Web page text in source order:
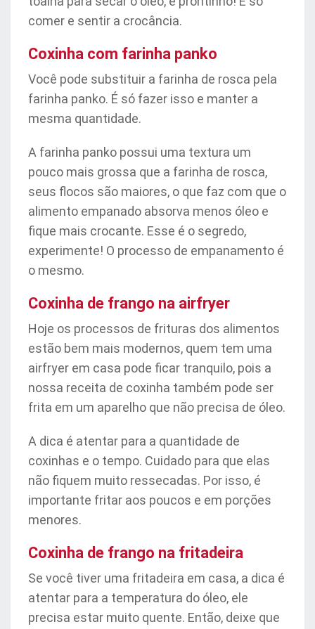
comer e sentir a crocância.
Coxinha com farinha panko
Você pode substituir a farinha de rosca pela
farinha panko. É só fazer isso e manter a
mesma quantidade.
A farinha panko possui uma textura um
pouco mais grossa que a farinha de rosca,
seus flocos são maiores, o que faz com que o
alimento empanado absorva menos óleo e
fique mais crocante. Esse é o segredo,
experimente! O processo de empanamento é
o mesmo.
Coxinha de frango na airfryer
Hoje os processos de frituras dos alimentos
estão bem mais modernos, quem tem uma
airfryer em casa pode ficar tranquilo, pois a
nossa receita de coxinha também pode ser
frita em um aparelho que não precisa de óleo.
A dica é atentar para a quantidade de
coxinhas e o tempo. Cuidado para que elas
não fiquem muito ressecadas. Por isso, é
importante fritar aos poucos e em porções
menores.
Coxinha de frango na fritadeira
Se você tiver uma fritadeira em casa, a dica é
atentar para a temperatura do óleo, ele
precisa estar muito quente. Então, deixe que